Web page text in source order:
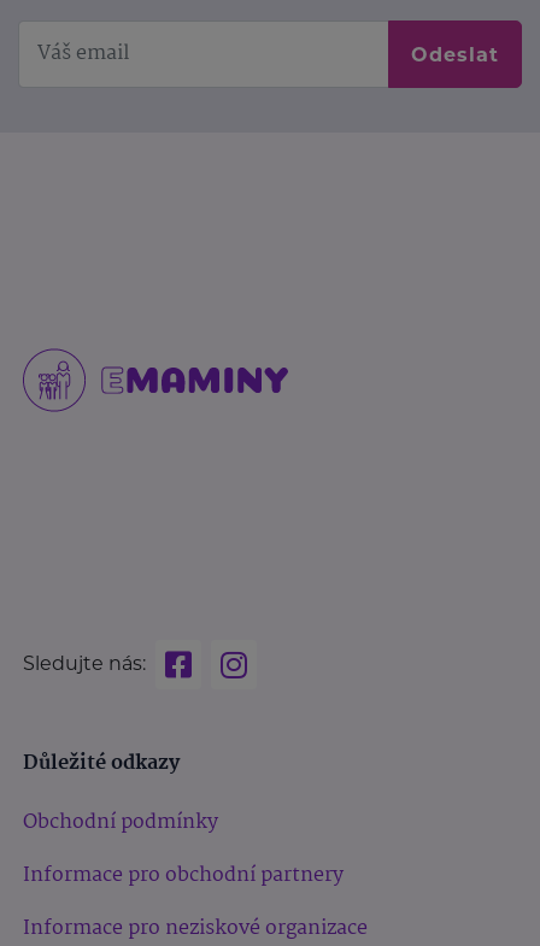
Odeslat
Sledujte nás:
Důležité odkazy
Obchodní podmínky
Informace pro obchodní partnery
Informace pro neziskové organizace